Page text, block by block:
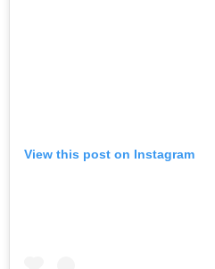
View this post on Instagram